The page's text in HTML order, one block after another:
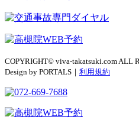
COPYRIGHT© viva-takatsuki.com ALL
Design by PORTALS｜ 利用規約